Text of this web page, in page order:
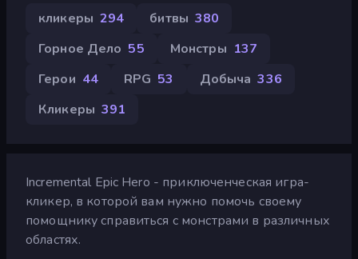
кликеры 294 битвы 380
Горное Дело 55 Монстры 137
Герои 44 RPG 53 Добыча 336
Кликеры 391
Incremental Epic Hero - приключенческая игра-
кликер, в которой вам нужно помочь своему
помощнику справиться с монстрами в различных
областях.